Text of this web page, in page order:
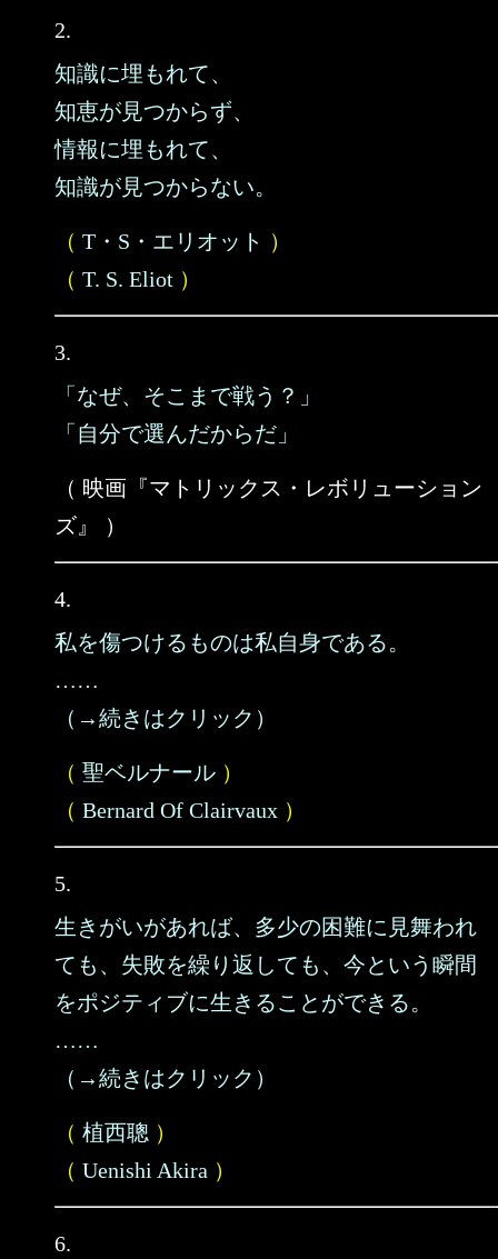
2.
知識に埋もれて、
知恵が見つからず、
情報に埋もれて、
知識が見つからない。
（ T・S・エリオット ）
（ T. S. Eliot ）
3.
「なぜ、そこまで戦う？」
「自分で選んだからだ」
（ 映画『マトリックス・レボリューション
ズ』 ）
4.
私を傷つけるものは私自身である。
……
（→続きはクリック）
（ 聖ベルナール ）
（ Bernard Of Clairvaux ）
5.
生きがいがあれば、多少の困難に見舞われ
ても、失敗を繰り返しても、今という瞬間
をポジティブに生きることができる。
……
（→続きはクリック）
（ 植西聰 ）
（ Uenishi Akira ）
6.